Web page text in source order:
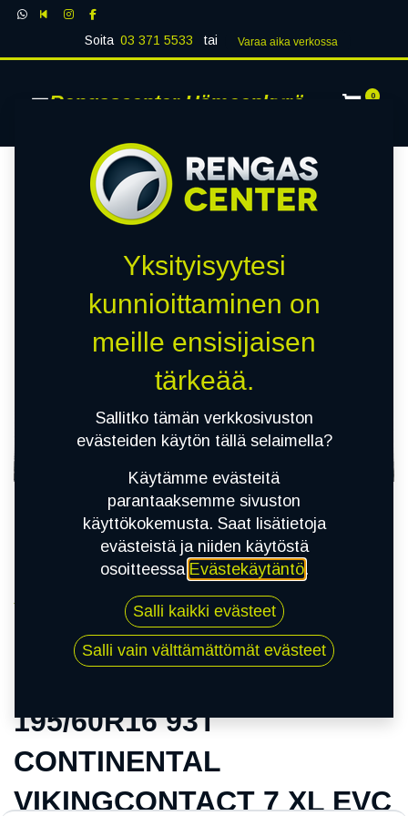
Soita 03 371 5533 tai Varaa aika verk​​​​ossa
Rengascenter Hämeenkyrö 0
195/60R16 93T CONTINENTAL
VIKINGCONTACT 7 XL EVC
195/60R16 93T
CONTINENTAL
VIKINGCONTACT 7 XL EVC
Yksityisyytesi
kunnioittaminen on
meille ensisijaisen
tärkeää.
Sallitko tämän verkkosivuston
evästeiden käytön tällä selaimella?
Käytämme evästeitä
parantaaksemme sivuston
käyttökokemusta. Saat lisätietoja
evästeistä ja niiden käytöstä
osoitteessa Evästekäytäntö.
Salli kaikki evästeet
Salli vain välttämättömät evästeet